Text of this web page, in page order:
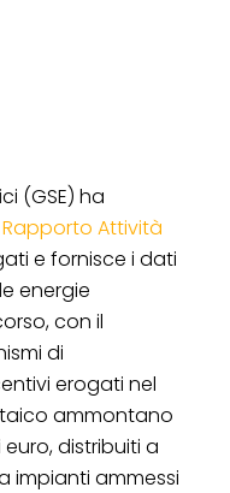
(GSE) ha
Rapporto Attività
e fornisce i dati
energie
con il
di
erogati nel
ammontano
distribuiti a
impianti ammessi